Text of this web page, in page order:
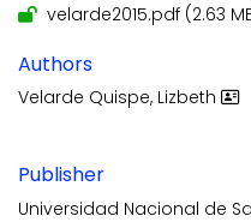
velarde2015.pdf (2.63
Authors
Velarde Quispe, Lizbeth
Publisher
Universidad Nacional de